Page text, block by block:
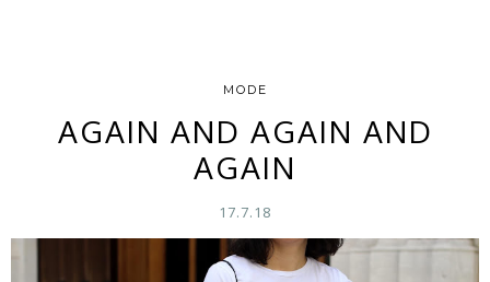
MODE
AGAIN AND AGAIN AND
AGAIN
17.7.18